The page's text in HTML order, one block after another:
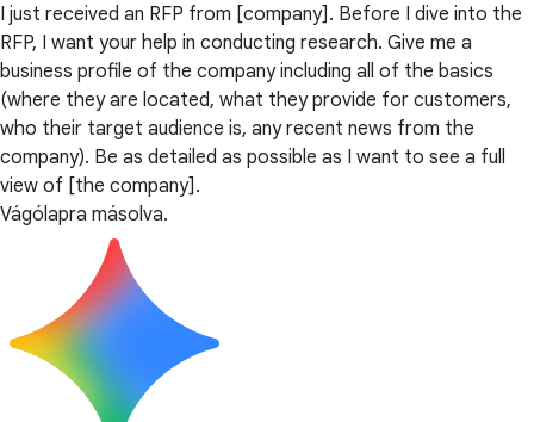
I just received an RFP from [company]. Before I dive into the
RFP, I want your help in conducting research. Give me a
business profile of the company including all of the basics
(where they are located, what they provide for customers,
who their target audience is, any recent news from the
company). Be as detailed as possible as I want to see a full
view of [the company].
Vágólapra másolva.